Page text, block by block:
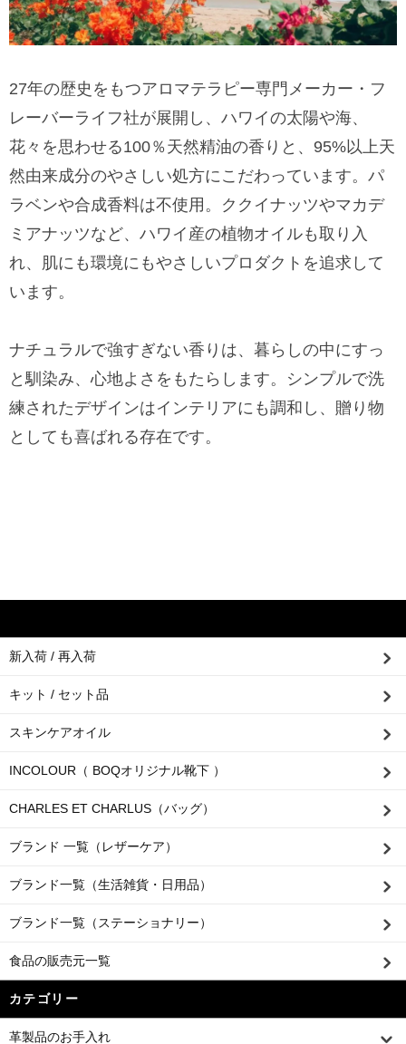
27年の歴史をもつアロマテラピー専門メーカー・フ
レーバーライフ社が展開し、ハワイの太陽や海、
花々を思わせる100％天然精油の香りと、95%以上天
然由来成分のやさしい処方にこだわっています。パ
ラベンや合成香料は不使用。ククイナッツやマカデ
ミアナッツなど、ハワイ産の植物オイルも取り入
れ、肌にも環境にもやさしいプロダクトを追求して
います。
ナチュラルで強すぎない香りは、暮らしの中にすっ
と馴染み、心地よさをもたらします。シンプルで洗
練されたデザインはインテリアにも調和し、贈り物
としても喜ばれる存在です。
新入荷 / 再入荷
キット / セット品
スキンケアオイル
INCOLOUR（ BOQオリジナル靴下 ）
CHARLES ET CHARLUS（バッグ）
ブランド 一覧（レザーケア）
ブランド一覧（生活雑貨・日用品）
ブランド一覧（ステーショナリー）
食品の販売元一覧
カテゴリー
革製品のお手入れ